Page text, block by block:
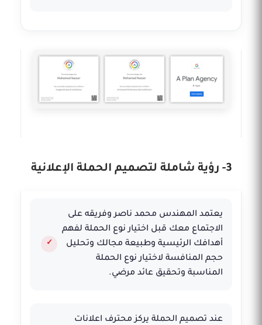
3- رؤية شاملة لتصميم الحملة الإعلانية
يعتمد المهندس محمد ناصر وفريقه على
الاجتماع معك قبل اختيار نوع الحملة لفهم
أهدافك الرئيسية وطبيعة مجالك وتحليل
حجم المنافسة لاختيار نوع الحملة
المناسبة وتحقيق عائد مرضي.
عند تصميم الحملة يركز محترف اعلانات